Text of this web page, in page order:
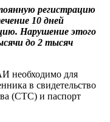
регистрацию
10 дней
Нарушение этого
до 2 тысяч
необходимо для
в свидетельство
(СТС) и паспорт